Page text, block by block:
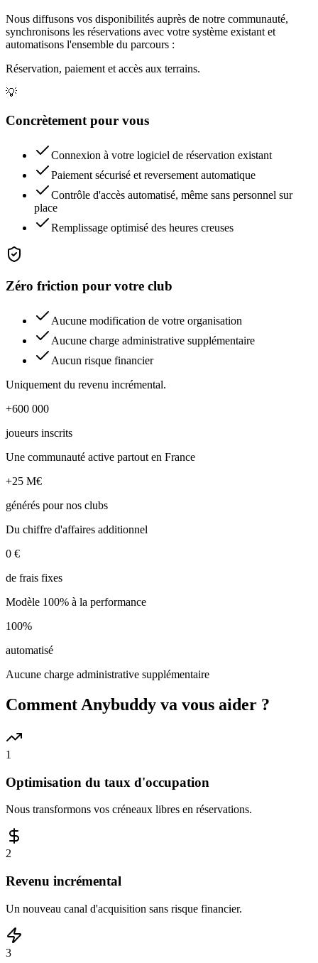
Nous diffusons vos disponibilités auprès de notre communauté,
synchronisons les réservations avec votre système existant et
automatisons l'ensemble du parcours :
Réservation, paiement et accès aux terrains.
💡
Concrètement pour vous
Connexion à votre logiciel de réservation existant
Paiement sécurisé et reversement automatique
Contrôle d'accès automatisé, même sans personnel sur
place
Remplissage optimisé des heures creuses
Zéro friction pour votre club
Aucune modification de votre organisation
Aucune charge administrative supplémentaire
Aucun risque financier
Uniquement du revenu incrémental.
+600 000
joueurs inscrits
Une communauté active partout en France
+25 M€
générés pour nos clubs
Du chiffre d'affaires additionnel
0 €
de frais fixes
Modèle 100% à la performance
100%
automatisé
Aucune charge administrative supplémentaire
Comment Anybuddy va vous aider ?
1
Optimisation du taux d'occupation
Nous transformons vos créneaux libres en réservations.
2
Revenu incrémental
Un nouveau canal d'acquisition sans risque financier.
3